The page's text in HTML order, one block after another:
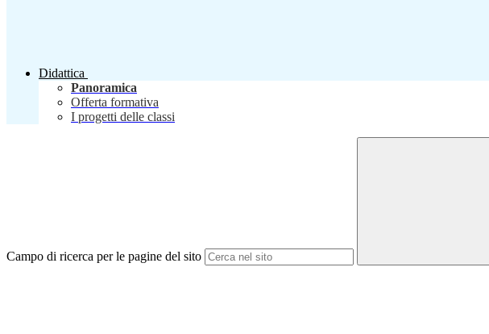
Didattica
Panoramica
Offerta formativa
I progetti delle classi
Campo di ricerca per le pagine del sito